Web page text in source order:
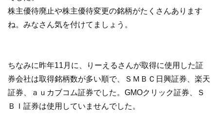
株主優待廃止や株主優待変更の銘柄がたくさんあります
ね。みなさん気を付けてましょう。
ちなみに昨年11月に、りーえるさんが取得に使用した証
券会社は取得銘柄数が多い順で、ＳＭＢＣ日興証券、楽天
証券、ａｕカブコム証券でした。GMOクリック証券、Ｓ
ＢＩ証券は使用していませんでした。